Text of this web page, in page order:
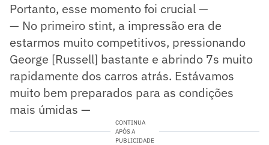
Portanto, esse momento foi crucial —
— No primeiro stint, a impressão era de
estarmos muito competitivos, pressionando
George [Russell] bastante e abrindo 7s muito
rapidamente dos carros atrás. Estávamos
muito bem preparados para as condições
mais úmidas —
CONTINUA
APÓS A
PUBLICIDADE